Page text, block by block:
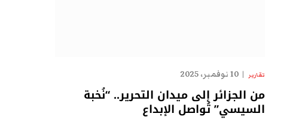
تقارير 10 نوفمبر، 2025
من الجزائر إلى ميدان التحرير.. “نُخبة
السيسي” تُواصل الإبداع